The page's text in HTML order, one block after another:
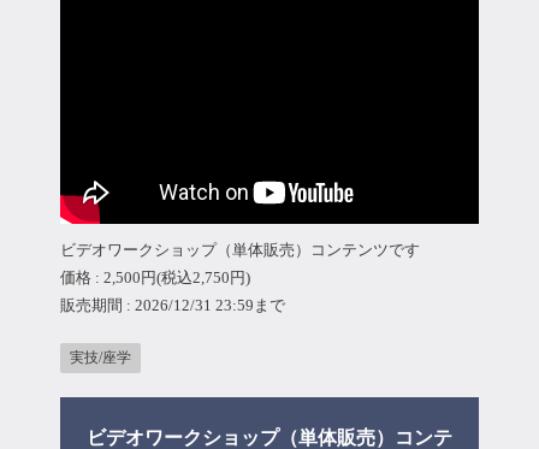
ログイン
会員規約について
クラス参加にあたっての同意書
ビデオワークショップ（単体販売）コンテンツです
価格 : 2,500円(税込2,750円)
販売期間 : 2026/12/31 23:59まで
実技/座学
ビデオワークショップ（単体販売）コンテ